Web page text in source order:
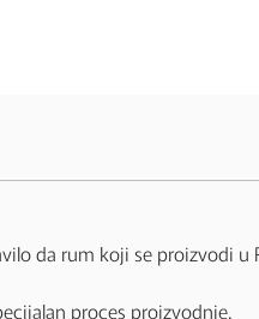
da rum koji se proizvodi
proces proizvodnje.